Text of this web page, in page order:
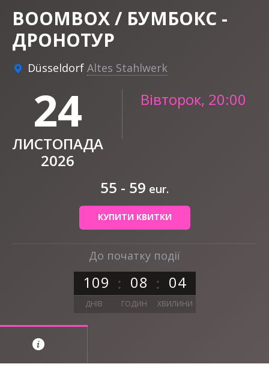
До початку події
1 09 08 04
ДНІВ ГОДИН ХВИЛИНИ
BOOMBOX / БУМБОКС -
ДРОНОТУР
Düsseldorf Altes Stahlwerk
24
ЛИСТОПАДА
2026
Вівторок, 20:00
55 - 59 eur.
КУПИТИ КВИТКИ